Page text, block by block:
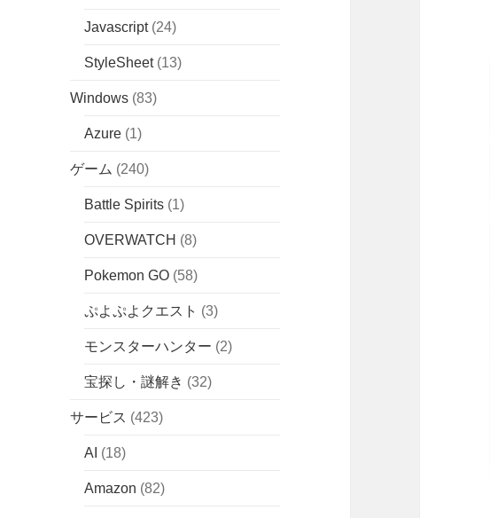
Javascript(24)
StyleSheet(13)
Windows (83)
Azure (1)
ゲーム (240)
Battle Spirits (1)
OVERWATCH (8)
Pokemon GO (58)
ぷよぷよクエスト (3)
モンスターハンター (2)
宝探し・謎解き (32)
サービス (423)
AI (18)
Amazon (82)